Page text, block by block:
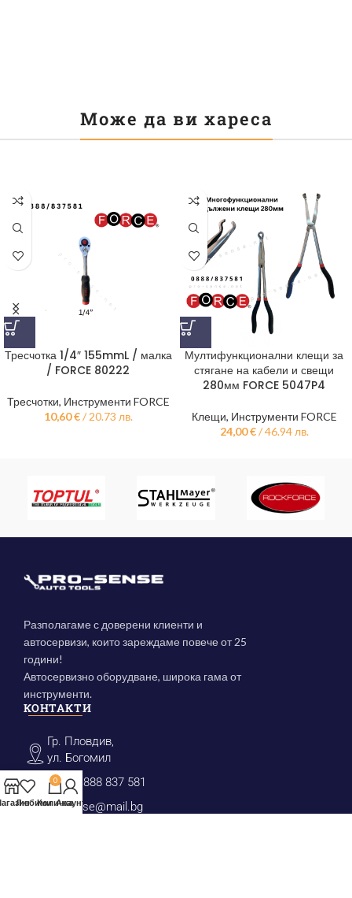
Може да ви хареса
Тресчотка 1/4″ 155mmL / малка
/ FORCE 80222
Тресчотки, Инструменти FORCE
10,60€ / 20.73 лв.
Мултифункционални клещи за
стягане на кабели и свещи
280мм FORCE 5047P4
Клещи, Инструменти FORCE
24,00€ / 46.94 лв.
Разполагаме с доверени клиенти и
автосервизи, които зареждаме повече от 25
години!
Автосервизно оборудване, широка гама от
инструменти.
КОНТАКТИ
Гр. Пловдив,
ул. Богомил
(+359) 888 837 581
prosense@mail.bg
Любими
0
Количка
Акаунт